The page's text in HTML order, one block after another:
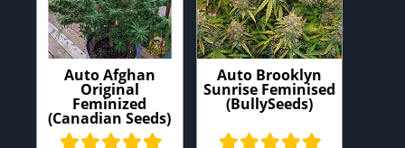
Auto Afghan
Original
Feminized
(Canadian Seeds)
Auto Brooklyn
Sunrise Feminised
(BullySeeds)